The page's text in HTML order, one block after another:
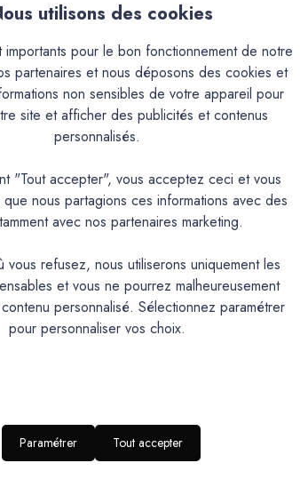
la masse, à grain très fin.Il s'obtient par le
propriétés hydrofuges en font un matériau
de 1mm à 3mm en plusieurs couches à
joint de type medium (1 à 1.5 mm), en sol
de nuances selon la couleur et les
réduit.
PRODUIT
dans la masse, à grain très
douche à l’italienne, plan de travail, plan de
du geste de l’applicateur.
sur la plupart des supports. Propriétés
poinçonnement ZWICK.
D’APPLICATION-SUPPORTS
utilisons des cookies
importants pour le bon fonctionnement de notre
partenaires et nous déposons des cookies et
non sensibles de votre appareil pour
site et afficher des publicités et contenus
personnalisés.
"Tout accepter", vous acceptez ceci et vous
nous partagions ces informations avec des
avec nos partenaires marketing.
vous refusez, nous utiliserons uniquement les
et vous ne pourrez malheureusement
personnalisé. Sélectionnez paramétrer
pour personnaliser vos choix.
Paramétrer Tout accepter